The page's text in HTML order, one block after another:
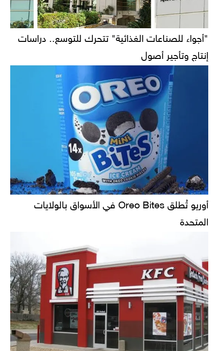
"أجواء للصناعات الغذائية" تتحرك للتوسع.. دراسات
إنتاج وتأجير أصول
أوريو تُطلق Oreo Bites في الأسواق بالولايات
المتحدة